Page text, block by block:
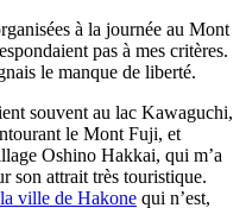
à la journée au Mont
pas à mes critères.
le manque de liberté.
souvent au lac Kawaguchi,
le Mont Fuji, et
Oshino Hakkai, qui m’a
son attrait très touristique.
la ville de Hakone qui n’est,